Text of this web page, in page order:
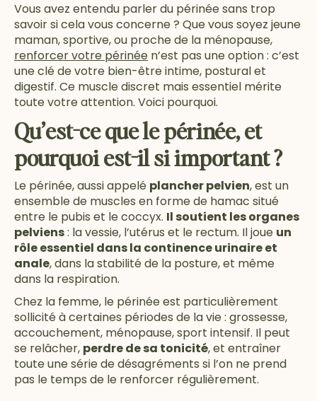
Vous avez entendu parler du périnée sans trop
savoir si cela vous concerne ? Que vous soyez jeune
maman, sportive, ou proche de la ménopause,
renforcer votre périnée n’est pas une option : c’est
une clé de votre bien-être intime, postural et
digestif. Ce muscle discret mais essentiel mérite
toute votre attention. Voici pourquoi.
Qu’est-ce que le périnée, et
pourquoi est-il si important ?
Le périnée, aussi appelé plancher pelvien, est un
ensemble de muscles en forme de hamac situé
entre le pubis et le coccyx. Il soutient les organes
pelviens: la vessie, l’utérus et le rectum. Il joue un
rôle essentiel dans la continence urinaire et
anale, dans la stabilité de la posture, et même
dans la respiration.
Chez la femme, le périnée est particulièrement
sollicité à certaines périodes de la vie : grossesse,
accouchement, ménopause, sport intensif. Il peut
se relâcher, perdre de sa tonicité, et entraîner
toute une série de désagréments si l’on ne prend
pas le temps de le renforcer régulièrement.